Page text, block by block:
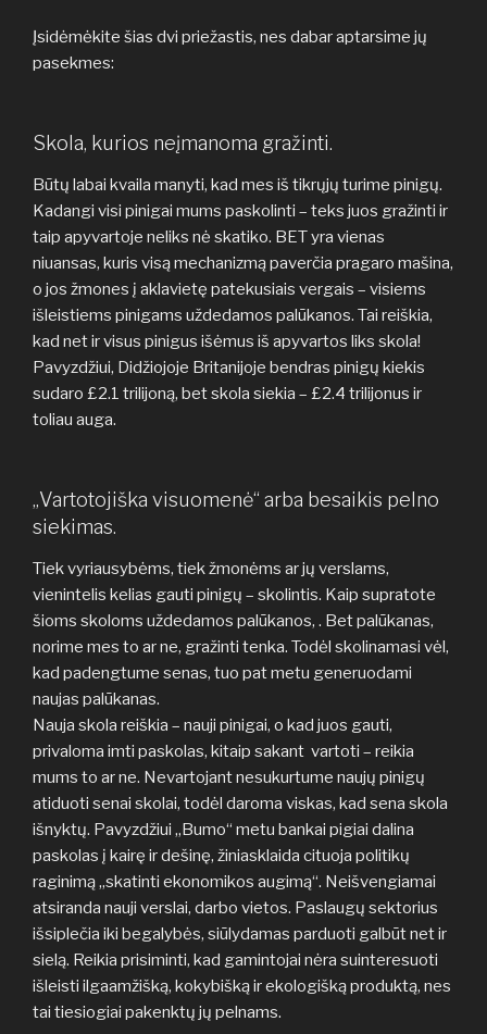
Įsidėmėkite šias dvi priežastis, nes dabar aptarsime jų
pasekmes:
Skola, kurios neįmanoma gražinti.
Būtų labai kvaila manyti, kad mes iš tikrųjų turime pinigų.
Kadangi visi pinigai mums paskolinti – teks juos gražinti ir
taip apyvartoje neliks nė skatiko. BET yra vienas
niuansas, kuris visą mechanizmą paverčia pragaro mašina,
o jos žmones į aklavietę patekusiais vergais – visiems
išleistiems pinigams uždedamos palūkanos. Tai reiškia,
kad net ir visus pinigus išėmus iš apyvartos liks skola!
Pavyzdžiui, Didžiojoje Britanijoje bendras pinigų kiekis
sudaro £2.1 trilijoną, bet skola siekia – £2.4 trilijonus ir
toliau auga.
„Vartotojiška visuomenė“ arba besaikis pelno
siekimas.
Tiek vyriausybėms, tiek žmonėms ar jų verslams,
vienintelis kelias gauti pinigų – skolintis. Kaip supratote
šioms skoloms uždedamos palūkanos, . Bet palūkanas,
norime mes to ar ne, gražinti tenka. Todėl skolinamasi vėl,
kad padengtume senas, tuo pat metu generuodami
naujas palūkanas.
Nauja skola reiškia – nauji pinigai, o kad juos gauti,
privaloma imti paskolas, kitaip sakant vartoti – reikia
mums to ar ne. Nevartojant nesukurtume naujų pinigų
atiduoti senai skolai, todėl daroma viskas, kad sena skola
išnyktų. Pavyzdžiui „Bumo“ metu bankai pigiai dalina
paskolas į kairę ir dešinę, žiniasklaida cituoja politikų
raginimą „skatinti ekonomikos augimą“. Neišvengiamai
atsiranda nauji verslai, darbo vietos. Paslaugų sektorius
išsiplečia iki begalybės, siūlydamas parduoti galbūt net ir
sielą. Reikia prisiminti, kad gamintojai nėra suinteresuoti
išleisti ilgaamžišką, kokybišką ir ekologišką produktą, nes
tai tiesiogiai pakenktų jų pelnams.